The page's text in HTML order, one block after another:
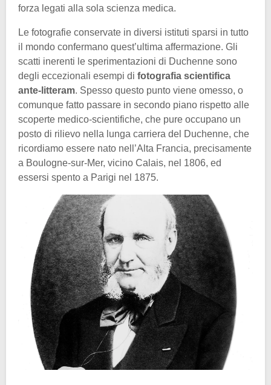
forza legati alla sola scienza medica.
Le fotografie conservate in diversi istituti sparsi in tutto
il mondo confermano quest’ultima affermazione. Gli
scatti inerenti le sperimentazioni di Duchenne sono
degli eccezionali esempi di fotografia scientifica
ante-litteram. Spesso questo punto viene omesso, o
comunque fatto passare in secondo piano rispetto alle
scoperte medico-scientifiche, che pure occupano un
posto di rilievo nella lunga carriera del Duchenne, che
ricordiamo essere nato nell’Alta Francia, precisamente
a Boulogne-sur-Mer, vicino Calais, nel 1806, ed
essersi spento a Parigi nel 1875.